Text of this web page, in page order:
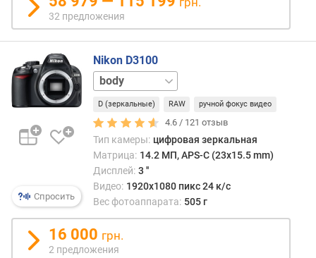
а
з
м
е
р
м
а
р
и
п
о
л
н
32 предложения
Спросить
Nikon D3100
18-
55
мм
D (зеркальные) RAW ручной фокус видео
4.6 / 121 отзыв
Тип камеры: цифровая зеркальная
Матрица: 14.2 МП, APS-C (23x15.5 mm)
Дисплей: 3 ''
Видео: 1920x1080 пикс 24 к/с
Вес фотоаппарата: 505 г
16 000 грн.
2 предложения